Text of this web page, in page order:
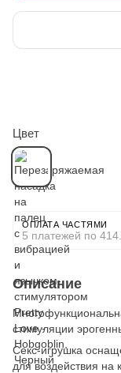
Цвет
ОПЛАТА ЧАСТЯМИ
5 платежей по
Описание
стимуляции
Секс-игрушка
для воздействия на